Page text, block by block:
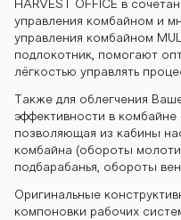
n-
ayn-
HARVEST OFFICE в
управления комбайном и
управления комбайном
подлокотник, помогают
лёгкостью управлять
Также для облегчения
эффективности в
позволяющая из кабины
комбайна (обороты
подбарабанья, обороты
Оригинальные
компоновки рабочих